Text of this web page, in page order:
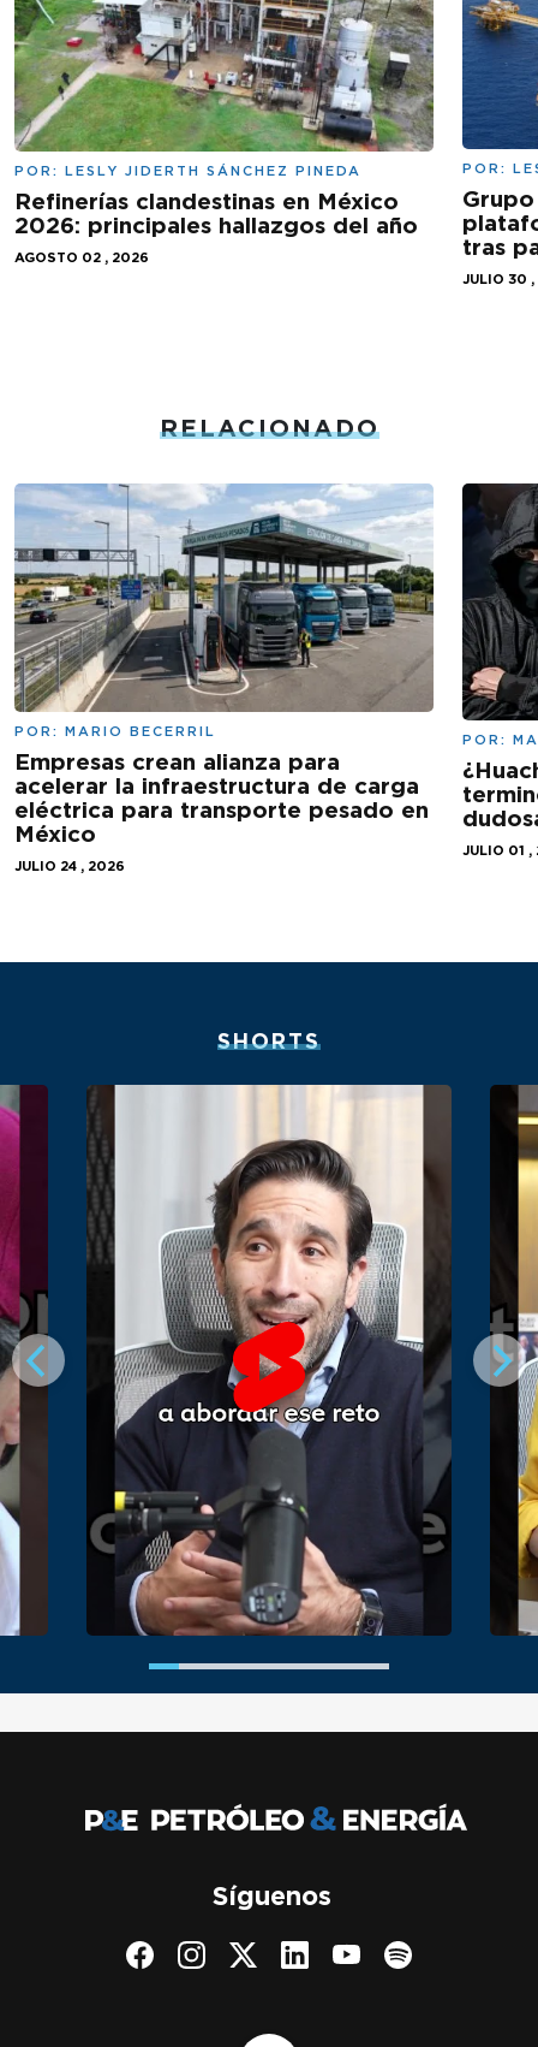
POR: LESLY JIDERTH SÁNCHEZ PINEDA
Refinerías clandestinas en México
2026: principales hallazgos del año
AGOSTO 02 , 2026
POR:
tras
JULIO 30
RELACIONADO
POR: MARIO BECERRIL
Empresas crean alianza para
acelerar la infraestructura de carga
eléctrica para transporte pesado en
México
JULIO 24 , 2026
POR:
JULIO 01
SHORTS
Síguenos